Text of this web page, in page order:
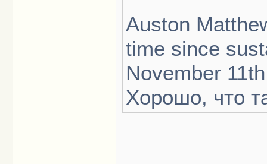
Auston
time since
November
Хорошо, что